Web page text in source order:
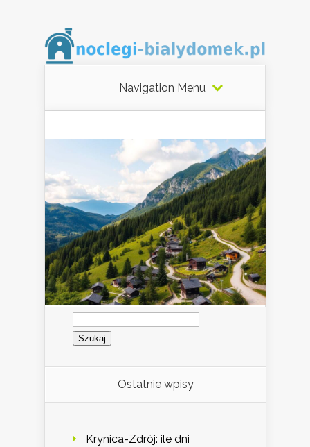
Navigation Menu
Szukaj:
Ostatnie wpisy
Krynica-Zdrój: ile dni